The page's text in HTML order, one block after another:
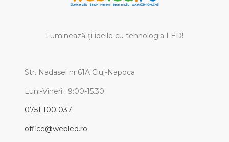
Luminează-ți ideile cu tehnologia LED!
Str. Nadasel nr.61A Cluj-Napoca
Luni-Vineri : 9:00-15.30
0751 100 037
office@webled.ro